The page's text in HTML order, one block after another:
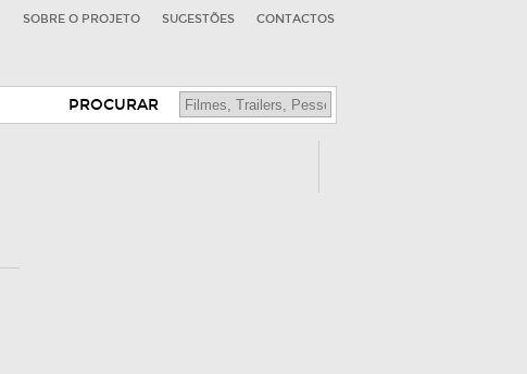
SOBRE O PROJETO SUGESTÕES CONTACTOS
PROCURAR